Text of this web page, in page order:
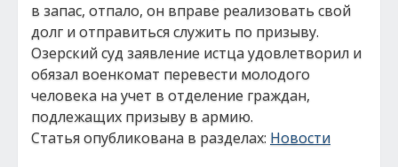
в запас, отпало, он вправе реализовать свой
долг и отправиться служить по призыву.
Озерский суд заявление истца удовлетворил и
обязал военкомат перевести молодого
человека на учет в отделение граждан,
подлежащих призыву в армию.
Статья опубликована в разделах: Новости